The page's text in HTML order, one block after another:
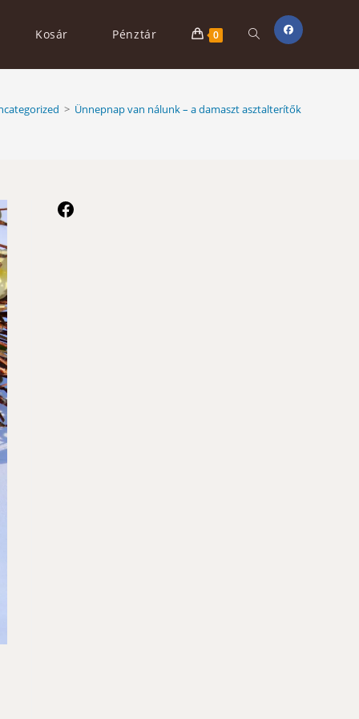
Kosár Pénztár 0 Toggle
website
> Ünnepnap van nálunk – a damaszt asztalterítők
Facebook